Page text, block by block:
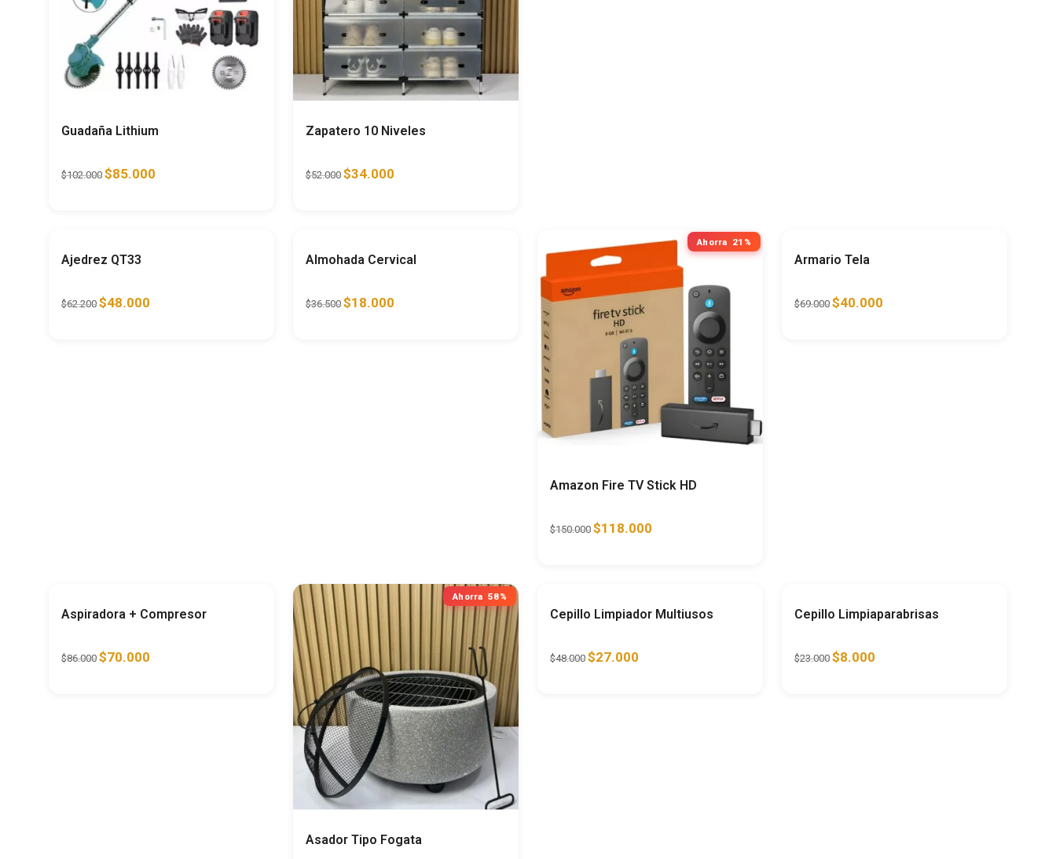
Guadaña Lithium
$102.000 $85.000
Zapatero 10 Niveles
$52.000 $34.000
Ajedrez QT33
$62.200 $48.000
Almohada Cervical
$36.500 $18.000
Ahorra 21%
Amazon Fire TV Stick HD
$150.000 $118.000
Armario Tela
$69.000 $40.000
Aspiradora + Compresor
$86.000 $70.000
Ahorra 58%
Asador Tipo Fogata
Cepillo Limpiador Multiusos
$48.000 $27.000
Cepillo Limpiaparabrisas
$23.000 $8.000